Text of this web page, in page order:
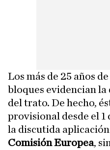
Los más de 25 años
bloques evidencian
del trato. De hecho,
provisional desde el 1
la discutida
Comisión Europea,